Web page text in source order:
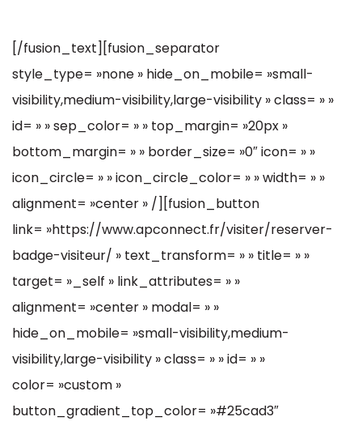
[/fusion_text][fusion_separator
style_type= »none » hide_on_mobile= »small-
visibility,medium-visibility,large-visibility » class= » »
id= » » sep_color= » » top_margin= »20px »
bottom_margin= » » border_size= »0″ icon= » »
icon_circle= » » icon_circle_color= » » width= » »
alignment= »center » /][fusion_button
link= »https://www.apconnect.fr/visiter/reserver-
badge-visiteur/ » text_transform= » » title= » »
target= »_self » link_attributes= » »
alignment= »center » modal= » »
hide_on_mobile= »small-visibility,medium-
visibility,large-visibility » class= » » id= » »
color= »custom »
button_gradient_top_color= »#25cad3″